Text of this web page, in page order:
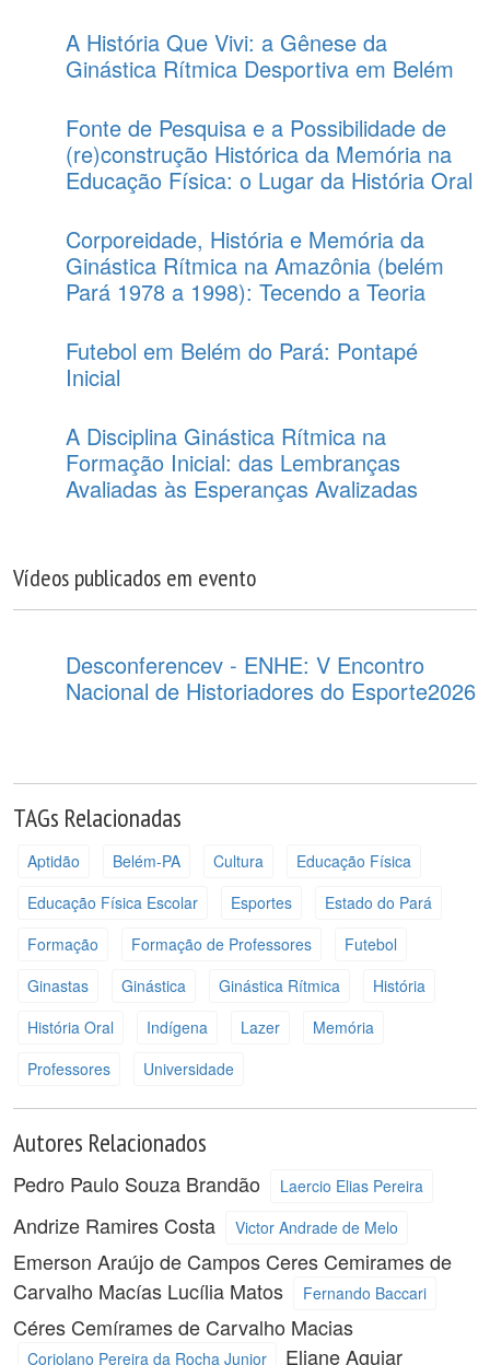
A História Que Vivi: a Gênese da
Ginástica Rítmica Desportiva em Belém
Fonte de Pesquisa e a Possibilidade de
(re)construção Histórica da Memória na
Educação Física: o Lugar da História Oral
Corporeidade, História e Memória da
Ginástica Rítmica na Amazônia (belém 
Pará 1978 a 1998): Tecendo a Teoria
Futebol em Belém do Pará: Pontapé
Inicial
A Disciplina Ginástica Rítmica na
Formação Inicial: das Lembranças
Avaliadas às Esperanças Avalizadas
Vídeos publicados em evento
Desconferencev - ENHE: V Encontro
Nacional de Historiadores do Esporte2026
TAGs Relacionadas
Aptidão Belém-PA Cultura
Educação Física
Educação Física Escolar
Esportes
Estado do Pará
Formação
Formação de Professores
Futebol
Ginastas
Ginástica Ginástica Rítmica
História
História Oral
Indígena Lazer
Memória
Professores
Universidade
Autores Relacionados
Pedro Paulo Souza Brandão Laercio Elias Pereira
Andrize Ramires Costa Victor Andrade de Melo
Emerson Araújo de Campos Ceres Cemirames de
Carvalho Macías Lucília Matos Fernando Baccari
Céres Cemírames de Carvalho Macias
Coriolano Pereira da Rocha Junior Eliane Aguiar